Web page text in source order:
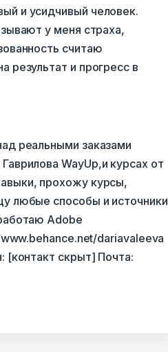
и усидчивый человек.
у меня страха,
считаю
результат и прогресс в
реальными заказами
WayUp,и курсах от
прохожу курсы,
любые способы и источники
Adobe
dariavaleeva
[контакт скрыт] Почта: